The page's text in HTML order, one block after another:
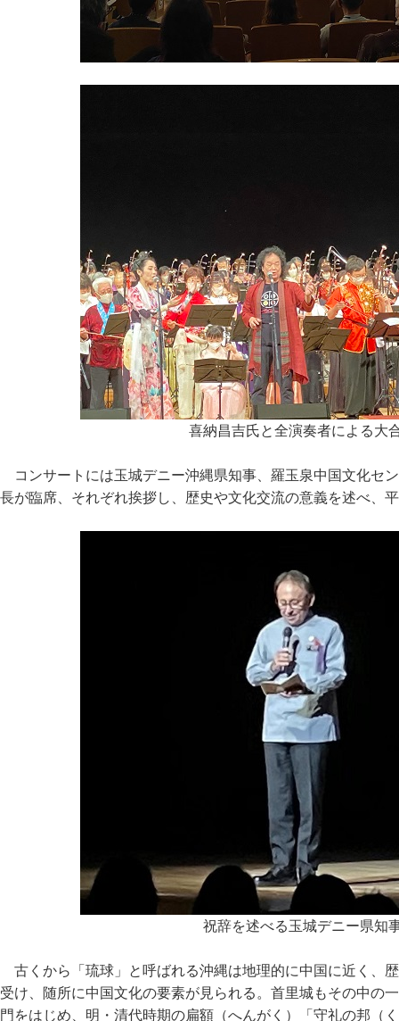
喜納昌吉氏と全演奏者による大
コンサートには玉城デニー沖縄県知事、羅玉泉中国文化セ
長が臨席、それぞれ挨拶し、歴史や文化交流の意義を述べ、
祝辞を述べる玉城デニー県知
古くから「琉球」と呼ばれる沖縄は地理的に中国に近く、
受け、随所に中国文化の要素が見られる。首里城もその中の
門をはじめ、明・清代時期の扁額（へんがく）「守礼の邦（